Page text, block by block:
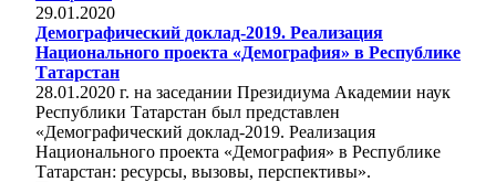
29.01.2020
Демографический доклад-2019. Реализация
Национального проекта «Демография» в Республике
Татарстан
28.01.2020 г. на заседании Президиума Академии наук
Республики Татарстан был представлен
«Демографический доклад-2019. Реализация
Национального проекта «Демография» в Республике
Татарстан: ресурсы, вызовы, перспективы».